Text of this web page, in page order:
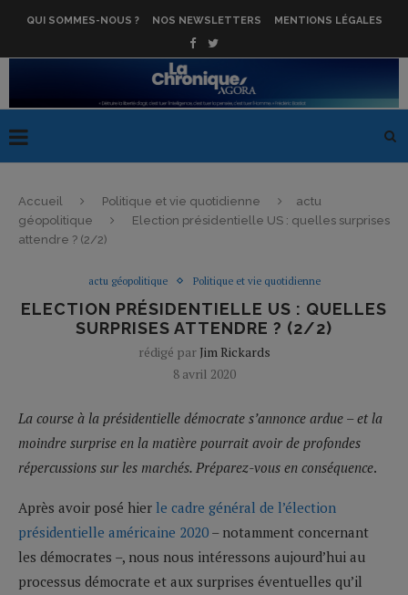
QUI SOMMES-NOUS ? NOS NEWSLETTERS MENTIONS LÉGALES
Accueil Politique et vie quotidienne
actu
géopolitique
Election présidentielle US : quelles surprises
attendre ? (2/2)
actu géopolitique Politique et vie quotidienne
ELECTION PRÉSIDENTIELLE US : QUELLES
SURPRISES ATTENDRE ? (2/2)
rédigé par Jim Rickards
8 avril 2020
La course à la présidentielle démocrate s’annonce ardue – et la
moindre surprise en la matière pourrait avoir de profondes
répercussions sur les marchés. Préparez-vous en conséquence.
Après avoir posé hier le cadre général de l’élection
présidentielle américaine 2020 – notamment concernant
les démocrates –, nous nous intéressons aujourd’hui au
processus démocrate et aux surprises éventuelles qu’il